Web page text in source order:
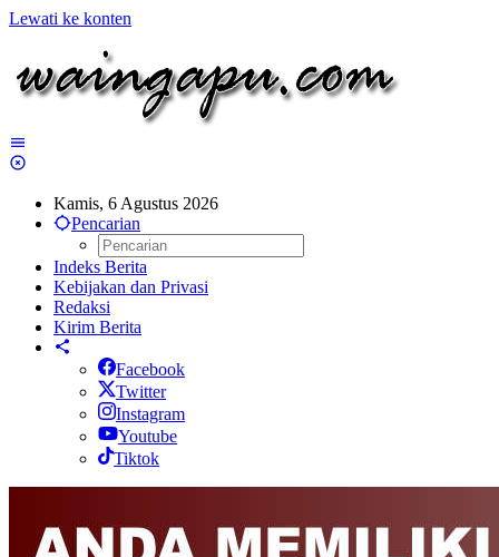
Lewati ke konten
Kamis, 6 Agustus 2026
Pencarian
Indeks Berita
Kebijakan dan Privasi
Redaksi
Kirim Berita
Facebook
Twitter
Instagram
Youtube
Tiktok